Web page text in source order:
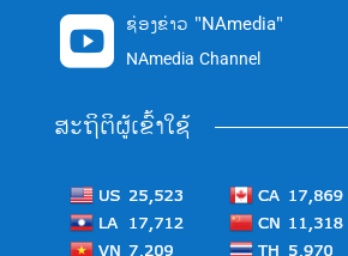
 ຊ່ອງຂ່າວ "NAmedia"
NAmedia Channel
ສະຖິຕິຜູ້ເຂົ້າໃຊ້